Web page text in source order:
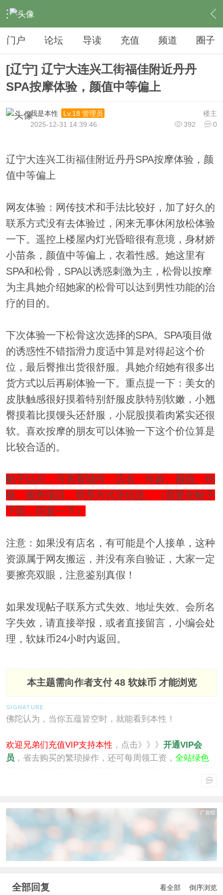
› 夜生活 › SPA › 内容
门户 论坛 导读 充值 频道 圈子
[辽宁] 辽宁大连兴工街福佳附近丹丹
SPA按摩体验，颜值中等偏上
楼主
我是本性
Lv.18 管理员
392
0
2025-12-31 14:39:46
辽宁大连兴工街福佳附近丹丹SPA按摩体验，颜
值中等偏上
网友体验：网传技术和手法比较好，加了好久的
联系方式没有去体验过，闲来无事休闲放松体验
一下。遥控上楼屋内灯光昏暗很有意境，身材娇
小苗条，颜值中等偏上，衣着性感。她这里有
SPA和松骨，SPA以诱惑刺激为主，松骨以按摩
为主具她介绍她家的松骨可以达到男性功能的治
疗的目的。
下次体验一下松骨这次选择的SPA。SPA项目做
的诱惑性不错指滑力度适中算是对得起这个价
位，最后臀推出货很舒服。具她介绍她有很多出
货方式以后再刷体验一下。重点提一下：美女的
皮肤触感很好摸着特别舒服皮肤特别软嫩，小翘
臀摸着比摸馒头还舒服，小屁股摸着肉紧实还很
软。喜欢按摩的朋友可以体验一下这个价位算是
比较合适的。
帖子以后，可查看城市、店名、年龄、颜值、价
格、服务项目、联系方式等信息。（需要在帖子
下面，回复一下）
注意：如果没有店名，有可能是个人接单，这种
资源属于网友搬运，并没有亲自验证，大家一定
要擦亮双眼，注意鉴别真假！
如果发现帖子联系方式失效、地址失效、会所名
字失效，请直接举报，或者直接留言，小编会处
理，软妹币24小时内返回。
本主题需向作者支付48 软妹币 才能浏览
佛陀认为，当你五蕴皆空时，就能看到本性！
欢迎兄弟们充值VIP支持本性 ，点击》》》 开通VIP会
员 ，省去购买的繁琐操作，还可每周领工资， 全站绿色
全部回复 看全部 倒序浏览